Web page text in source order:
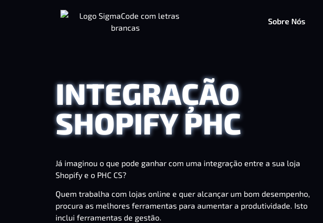
Sobre Nós
INTEGRAÇÃO
SHOPIFY PHC
Já imaginou o que pode ganhar com uma integração entre a sua loja
Shopify e o PHC CS?
Quem trabalha com lojas online e quer alcançar um bom desempenho,
procura as melhores ferramentas para aumentar a produtividade. Isto
inclui ferramentas de gestão.